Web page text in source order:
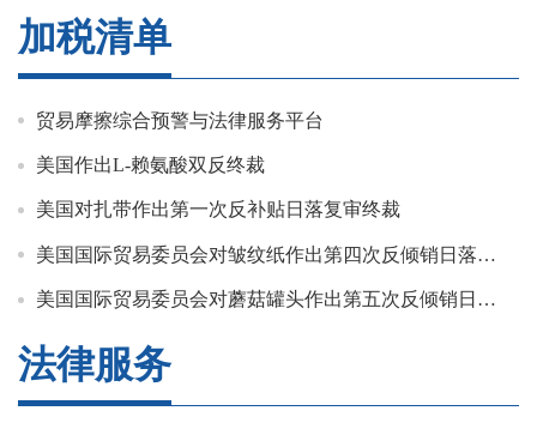
加税清单
贸易摩擦综合预警与法律服务平台
美国作出L-赖氨酸双反终裁
美国对扎带作出第一次反补贴日落复审终裁
美国国际贸易委员会对皱纹纸作出第四次反倾销日落复审产业损害终裁
美国国际贸易委员会对蘑菇罐头作出第五次反倾销日落复审产业损害终裁
法律服务